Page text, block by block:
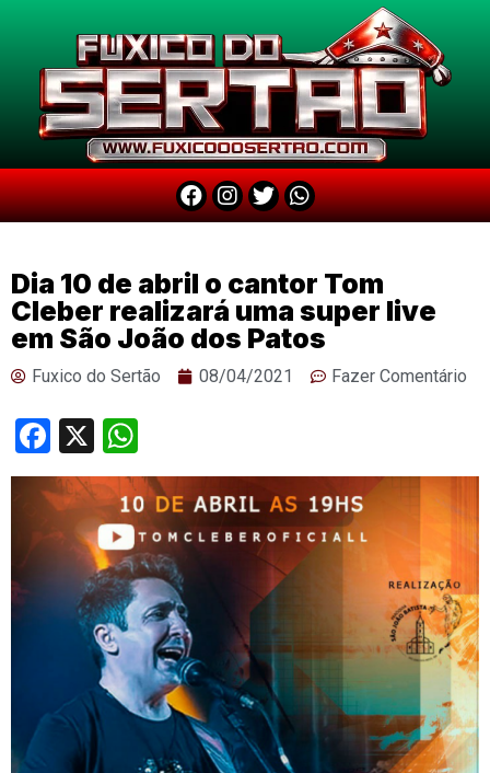
Dia 10 de abril o cantor Tom
Cleber realizará uma super live
em São João dos Patos
Fuxico do Sertão 08/04/2021 Fazer Comentário
Facebook
X